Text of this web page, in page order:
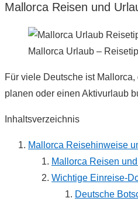
Mallorca Reisen und
Mallorca Urlaub –
Für viele Deutsche ist
planen oder einen Aktivurlaub
Inhaltsverzeichnis
Mallorca Reisehinweise
Mallorca Reisen
Wichtige Einreise-
Deutsche